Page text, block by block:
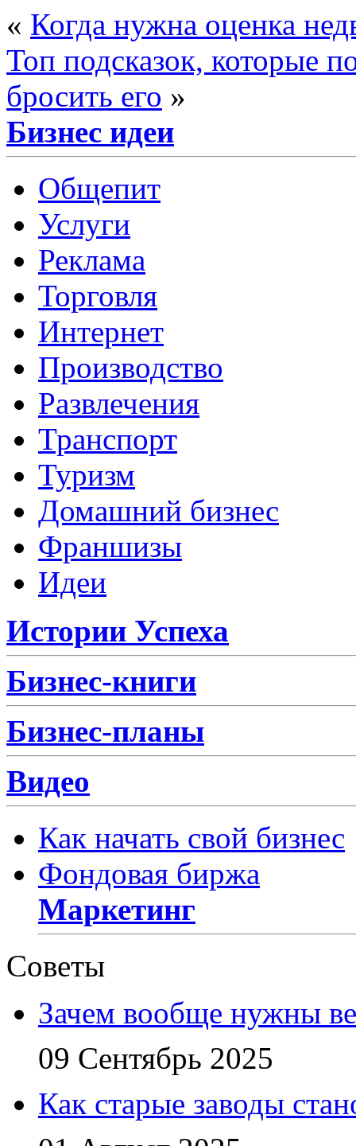
« Когда нужна оценка
Топ подсказок, которые
бросить его »
Бизнес идеи
Общепит
Услуги
Реклама
Торговля
Интернет
Производство
Развлечения
Транспорт
Туризм
Домашний бизнес
Франшизы
Идеи
Истории Успеха
Бизнес-книги
Бизнес-планы
Видео
Как начать свой бизнес
Фондовая биржа
Маркетинг
Советы
Зачем вообще нужны
09 Сентябрь 2025
Как старые заводы